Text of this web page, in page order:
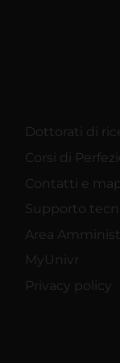
Dottorati di
Corsi di
Contatti e
Supporto
Area
MyUnivr
Privacy policy